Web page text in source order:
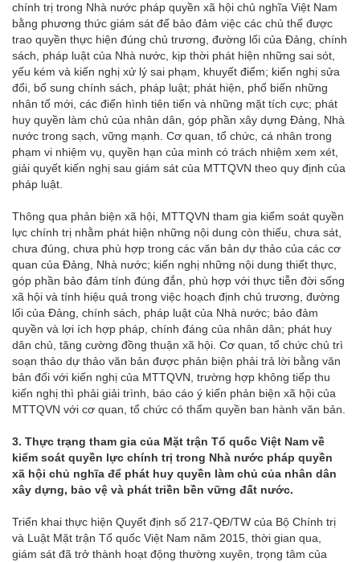
chính trị trong Nhà nước pháp quyền xã hội chủ nghĩa Việt Nam
bằng phương thức giám sát để bảo đảm việc các chủ thể được
trao quyền thực hiện đúng chủ trương, đường lối của Đảng, chính
sách, pháp luật của Nhà nước, kịp thời phát hiện những sai sót,
yếu kém và kiến nghị xử lý sai phạm, khuyết điểm; kiến nghị sửa
đổi, bổ sung chính sách, pháp luật; phát hiện, phổ biến những
nhân tố mới, các điển hình tiên tiến và những mặt tích cực; phát
huy quyền làm chủ của nhân dân, góp phần xây dựng Đảng, Nhà
nước trong sạch, vững mạnh. Cơ quan, tổ chức, cá nhân trong
phạm vi nhiệm vụ, quyền hạn của mình có trách nhiệm xem xét,
giải quyết kiến nghị sau giám sát của MTTQVN theo quy định của
pháp luật.
Thông qua phản biện xã hội, MTTQVN tham gia kiểm soát quyền
lực chính trị nhằm phát hiện những nội dung còn thiếu, chưa sát,
chưa đúng, chưa phù hợp trong các văn bản dự thảo của các cơ
quan của Đảng, Nhà nước; kiến nghị những nội dung thiết thực,
góp phần bảo đảm tính đúng đắn, phù hợp với thực tiễn đời sống
xã hội và tính hiệu quả trong việc hoạch định chủ trương, đường
lối của Đảng, chính sách, pháp luật của Nhà nước; bảo đảm
quyền và lợi ích hợp pháp, chính đáng của nhân dân; phát huy
dân chủ, tăng cường đồng thuận xã hội. Cơ quan, tổ chức chủ trì
soạn thảo dự thảo văn bản được phản biện phải trả lời bằng văn
bản đối với kiến nghị của MTTQVN, trường hợp không tiếp thu
kiến nghị thì phải giải trình, báo cáo ý kiến phản biện xã hội của
MTTQVN với cơ quan, tổ chức có thẩm quyền ban hành văn bản.
3. Thực trạng tham gia của Mặt trận Tổ quốc Việt Nam về
kiểm soát quyền lực chính trị trong Nhà nước pháp quyền
xã hội chủ nghĩa để phát huy quyền làm chủ của nhân dân
xây dựng, bảo vệ và phát triền bền vững đất nước.
Triển khai thực hiện Quyết định số 217-QĐ/TW của Bộ Chính trị
và Luật Mặt trận Tổ quốc Việt Nam năm 2015, thời gian qua,
giám sát đã trở thành hoạt động thường xuyên, trọng tâm của